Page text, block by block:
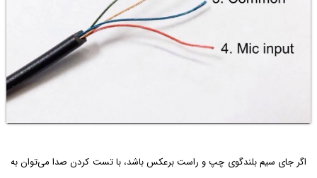
اگر جای سیم بلندگوی چپ و راست برعکس باشد، با تست کردن صدا می‌توان به